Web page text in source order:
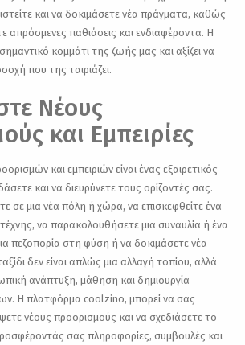
και να δοκιμάσετε νέα πράγματα, καθώς
απρόσμενες παθιάσεις και ενδιαφέροντα. Η
κομμάτι της ζωής μας και αξίζει να
που της ταιριάζει.
Νέους
και Εμπειρίες
και εμπειριών είναι ένας εξαιρετικός
και να διευρύνετε τους ορίζοντές σας.
σε μια νέα πόλη ή χώρα, να επισκεφθείτε ένα
τέχνης, να παρακολουθήσετε μια συναυλία ή ένα
πεζοπορία στη φύση ή να δοκιμάσετε νέα
δεν είναι απλώς μια αλλαγή τοπίου, αλλά
ανάπτυξη, μάθηση και δημιουργία
Η πλατφόρμα coolzino, μπορεί να σας
νέους προορισμούς και να σχεδιάσετε το
σας πληροφορίες, συμβουλές και